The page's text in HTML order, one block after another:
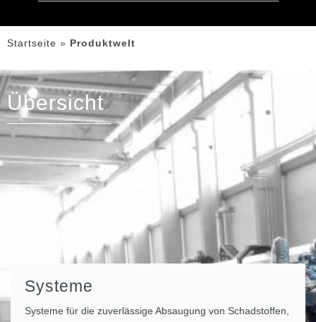
Startseite » Produktwelt
Übersicht
Systeme
Systeme für die zuverlässige Absaugung von Schadstoffen,